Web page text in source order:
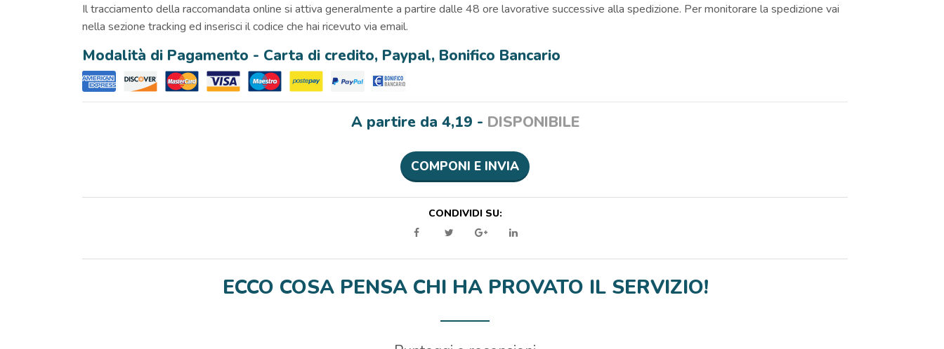
Il tracciamento della raccomandata online si attiva generalmente a partire dalle 48 ore lavorative successive alla spedizione. Per monitorare la spedizione vai
nella sezione tracking ed inserisci il codice che hai ricevuto via email.
Modalità di Pagamento - Carta di credito, Paypal, Bonifico Bancario
A partire da 4,19 - DISPONIBILE
COMPONI E INVIA
CONDIVIDI SU:
ECCO COSA PENSA CHI HA PROVATO IL SERVIZIO!